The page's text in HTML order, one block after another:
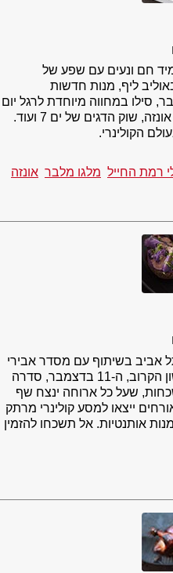
חם ונעים עם שפע של
ליף, מנות חדשות
סילו במחווה מיוחדת לרגל יום
הפיצה הבינלאומי, העות'מאנית של אונזה, שוק הדגים של ים 7 ועוד.
הקולינרי.
רמת החייל מלגו מלבר אונזה
אביב בשיתוף עם מסדר אבירי
הגריל ישראל יארחו החל מיום ראשון הקרוב, ה-11 בדצמבר, סדרה
שעל כל ארוחה ינצח שף
ייצאו למסע קולינרי מרתק
אותנטיות. אל תשכחו להזמין